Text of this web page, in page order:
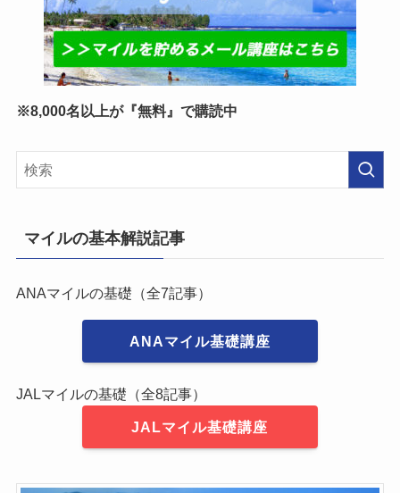
※8,000名以上が『無料』で購読中
マイルの基本解説記事
ANAマイルの基礎（全7記事）
ANAマイル基礎講座
JALマイルの基礎（全8記事）
JALマイル基礎講座